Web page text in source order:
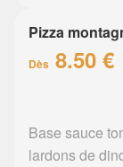
Pizza
Dès 8.50 €
Base sauce
lardons de